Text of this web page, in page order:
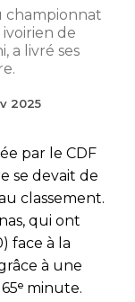
championnat
de
a livré ses
2025
par le CDF
se devait de
classement.
qui ont
face à la
à une
minute.